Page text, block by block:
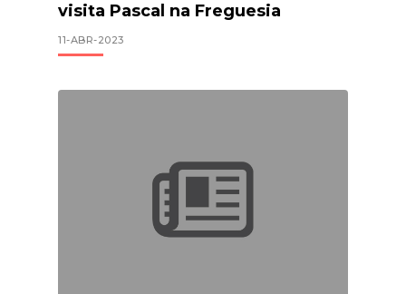
visita Pascal na Freguesia
11-ABR-2023